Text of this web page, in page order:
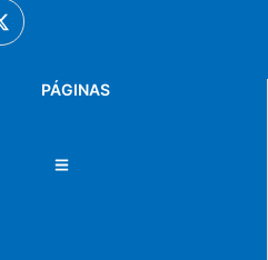
PÁGINAS